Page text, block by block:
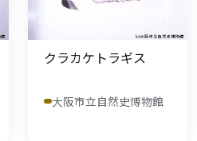
クラカケトラギス
大阪市立自然史博物館